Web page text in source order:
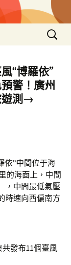
搜
尋
鍵
字:
“博羅依”
警！廣州
遊測→
依”中間位于海
的海面上，中間
，中間最低氣壓
時速向西偏南方
共發布11個臺風